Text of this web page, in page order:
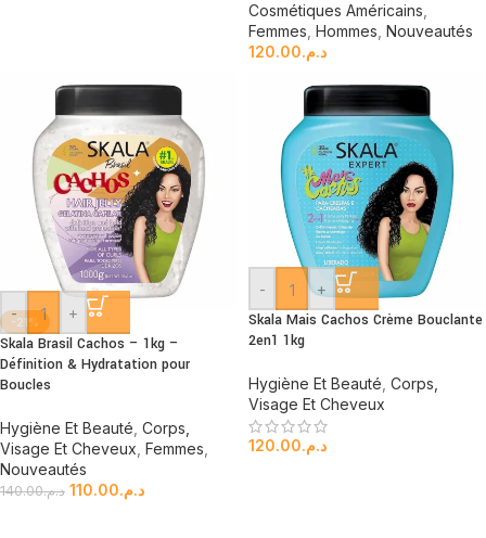
Cosmétiques Américains
Femmes Hommes Nouveautés
د.م.120.00
-21%
- +
Skala Brasil Cachos – 1kg –
Définition & Hydratation pour
Boucles
Hygiène Et Beauté Corps,
Visage Et Cheveux Femmes
Nouveautés
د.م.140.00 د.م.110.00
- +
Skala Mais Cachos Crème Bouclante
2en1 1kg
Hygiène Et Beauté Corps,
Visage Et Cheveux
د.م.120.00